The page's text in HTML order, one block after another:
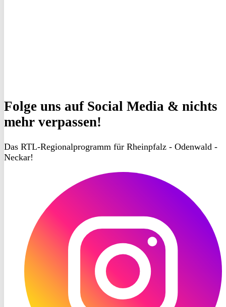
Folge uns auf Social Media & nichts
mehr verpassen!
Das RTL-Regionalprogramm für Rheinpfalz - Odenwald -
Neckar!
Instagram